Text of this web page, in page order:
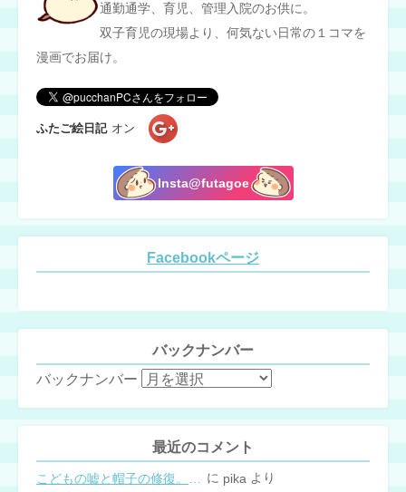
通勤通学、育児、管理入院のお供に。
双子育児の現場より、何気ない日常の１コマを
漫画でお届け。
ふたご絵日記 オン
Insta@futagoe
Facebookページ
バックナンバー
バックナンバー
最近のコメント
に pika より